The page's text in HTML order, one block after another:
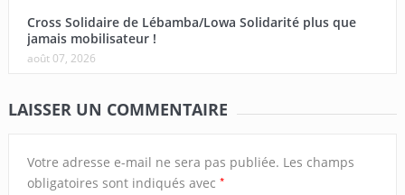
Cross Solidaire de Lébamba/Lowa Solidarité plus que
jamais mobilisateur !
août 07, 2026
LAISSER UN COMMENTAIRE
Votre adresse e-mail ne sera pas publiée. Les champs
obligatoires sont indiqués avec *